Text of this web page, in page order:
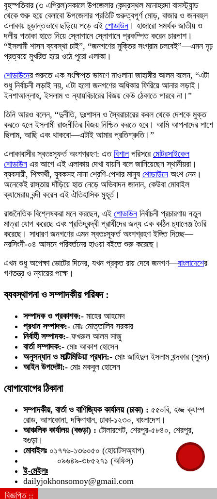
বিজ্ঞপ্তি ::
বৃহস্পতিবার (৩ এপ্রিল)সকালে উপজেলার কেন্দ্রস্থল মনোহরদা বাসস্ট্যান্ড
থেকে শুরু হয়ে বেলাবো উপজেলার প্রতিটি গুরুত্বপূর্ণ মোড়, বাজার ও জনবহুল
এলাকায় চূড়ান্তভাবে ছড়িয়ে পড়ে এই শোডাউন । হাজারো সমর্থক জাতীয় ও
দলীয় পতাকা হাতে নিয়ে স্লোগানে স্লোগানে প্রকম্পিত করেন চারপাশ।
“ইসলামী শাসন ব্যবস্থা চাই”, “জনগণের মুক্তির সংগ্রাম চলবেই”—এমন দৃঢ়
প্রত্যয়ে মুখরিত হয়ে ওঠে পুরো এলাকা।
শোডাউনের শুরুতে এক সংক্ষিপ্ত ভাষণে মাওলানা জাহাঙ্গীর আলম বলেন, “এটা
শুধু নির্বাচনী লড়াই নয়, এটা হলো জনগণের অধিকার ফিরিয়ে আনার লড়াই।
ইনশাআল্লাহ, ইসলাম ও ন্যায়বিচারের বিজয় কেউ ঠেকাতে পারবে না।”
তিনি আরও বলেন, “দুর্নীতি, দুঃশাসন ও স্বৈরাচারের কবল থেকে দেশকে মুক্ত
করতে হলে ইসলামী রাজনীতির বিজয় নিশ্চিত করতে হবে। আমি আপনাদের পাশে
ছিলাম, আছি এবং থাকবো—এটাই আমার প্রতিশ্রুতি।”
এলাকাবাসীর স্বতঃস্ফূর্ত অংশগ্রহণ: এত বিশালপরিসরে মোটরসাইকেল
শোডাউন এর আগে এই এলাকায় দেখা যায়নি বলে জানিয়েছেন স্থানীয়রা।
ব্যবসায়ী, শিক্ষার্থী, যুবকসহ নানা শ্রেণি-পেশার মানুষ শোডাউন ে অংশ নেন।
অনেকেই রাস্তায় দাঁড়িয়ে হাত নেড়ে অভিবাদন জানান, কেউবা মোবাইল
ক্যামেরায় বন্দী করেন এই ঐতিহাসিক মুহূর্ত।
রাজনৈতিক বিশ্লেষকরা মনে করছেন, এই শোডাউন নির্বাচনী প্রচারণায় নতুন
মাত্রা যোগ করেছে এবং প্রতিদ্বন্দ্বী প্রার্থীদের জন্য এক কঠিন চ্যালেঞ্জ তৈরি
করেছে। সাধারণ জনগণের এমন স্বতঃস্ফূর্ত অংশগ্রহণ ইঙ্গিত দিচ্ছে—
নরসিংদী-০৪ আসনে পরিবর্তনের হাওয়া বইতে শুরু করেছে।
এখন শুধু অপেক্ষা ভোটের দিনের, যখন প্রকৃত রায় দেবে জনগণ—বাংলাদেশের
গণতন্ত্র ও ন্যায়ের পক্ষে।
ব্যবস্থাপনা ও সম্পাদকীয় পরিষদ :
সম্পাদক ও প্রকাশক:- মাহের আহমেদ
প্রধান সম্পাদক:- মোঃ মোত্তালিব সরকার
নির্বাহী সম্পাদক:- ফখরুল আলম সাজু
বার্তা সম্পাদক:- মোঃ আকাশ হোসেন
অনুসন্ধান ও মাল্টিমিডিয়া প্রধান:- মোঃ জাহিদুল ইসলাম খন্দকার (সুমন)
আইন উপদেষ্টা:- মোঃ মকবুল হোসেন
যোগাযোগের ঠিকানা
সম্পাদকীয়, বার্তা ও বাণিজ্যিক কার্যালয় (ঢাকা) : ৫৫০বি, হজ্জ ক্যাম্প
রোড, আশকোনা, দক্ষিণখান, ঢাকা-১২৩০, বাংলাদেশ।
আঞ্চলিক কার্যালয় (বগুড়া) : টোলারগেট, শেরপুর-৫৮৪০, শেরপুর,
বগুড়া।
মোবাইলঃ ০১৭৭৬-১৩৬০৫০ (হোয়াটসঅ্যাপ)
০৯৬৪৯-৩৮৫২৭১ (অফিস)
ই-মেইলঃ
dailyjokhonsomoy@gmail.com
info@dailyjokhonsomoy.com